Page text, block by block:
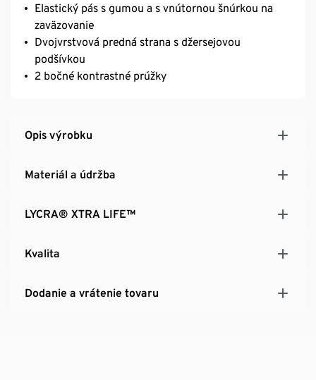
Elastický pás s gumou a s vnútornou šnúrkou na
zaväzovanie
Dvojvrstvová predná strana s džersejovou
podšívkou
2 bočné kontrastné prúžky
Opis výrobku
Materiál a údržba
LYCRA® XTRA LIFE™
Kvalita
Dodanie a vrátenie tovaru